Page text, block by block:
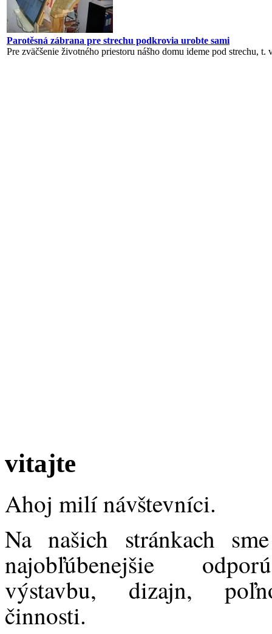
Parotěsná zábrana pre strechu podkrovia urobte sami
Pre zväčšenie životného priestoru nášho domu ideme pod strechu,
vitajte
Ahoj milí návštevníci.
Na našich stránkach
najobľúbenejšie
výstavbu, dizajn,
činnosti.